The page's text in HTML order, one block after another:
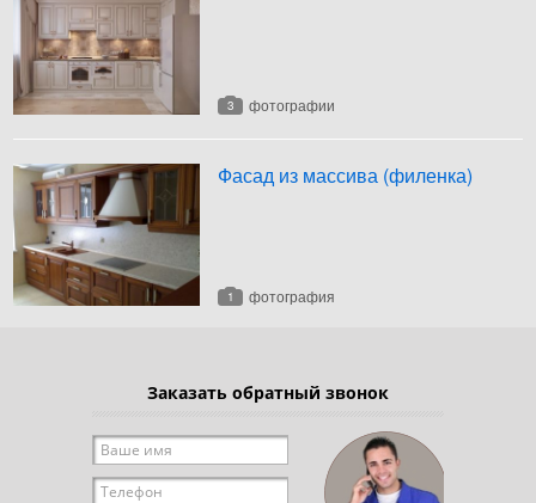
3 фотографии
Фасад из массива (филенка)
1 фотография
Заказать обратный звонок
Ваше имя
Телефон